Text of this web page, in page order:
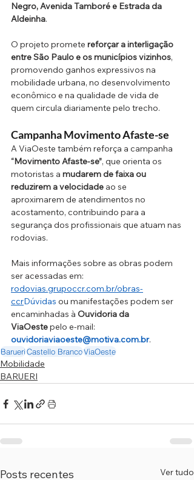
Negro, Avenida Tamboré e Estrada da
Aldeinha.
O projeto promete reforçar a interligação
entre São Paulo e os municípios vizinhos,
promovendo ganhos expressivos na
mobilidade urbana, no desenvolvimento
econômico e na qualidade de vida de
quem circula diariamente pelo trecho.
Campanha Movimento Afaste-se
A ViaOeste também reforça a campanha
“Movimento Afaste-se”, que orienta os
motoristas a mudarem de faixa ou
reduzirem a velocidade ao se
aproximarem de atendimentos no
acostamento, contribuindo para a
segurança dos profissionais que atuam nas
rodovias.
Mais informações sobre as obras podem
ser acessadas em:
rodovias.grupoccr.com.br/obras-
ccrDúvidas ou manifestações podem ser
encaminhadas à Ouvidoria da
ViaOeste pelo e-mail:
ouvidoriaviaoeste@motiva.com.br.
BarueriCastello BrancoViaOeste
Mobilidade
BARUERI
Posts recentes Ver tudo